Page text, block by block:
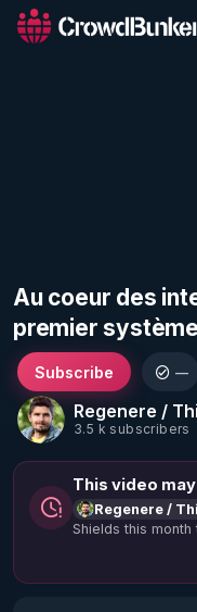
Au coeur des
premier
Regenere /
3.5 k subscribers
Subscribe —
This video
Regenere /
Shields this